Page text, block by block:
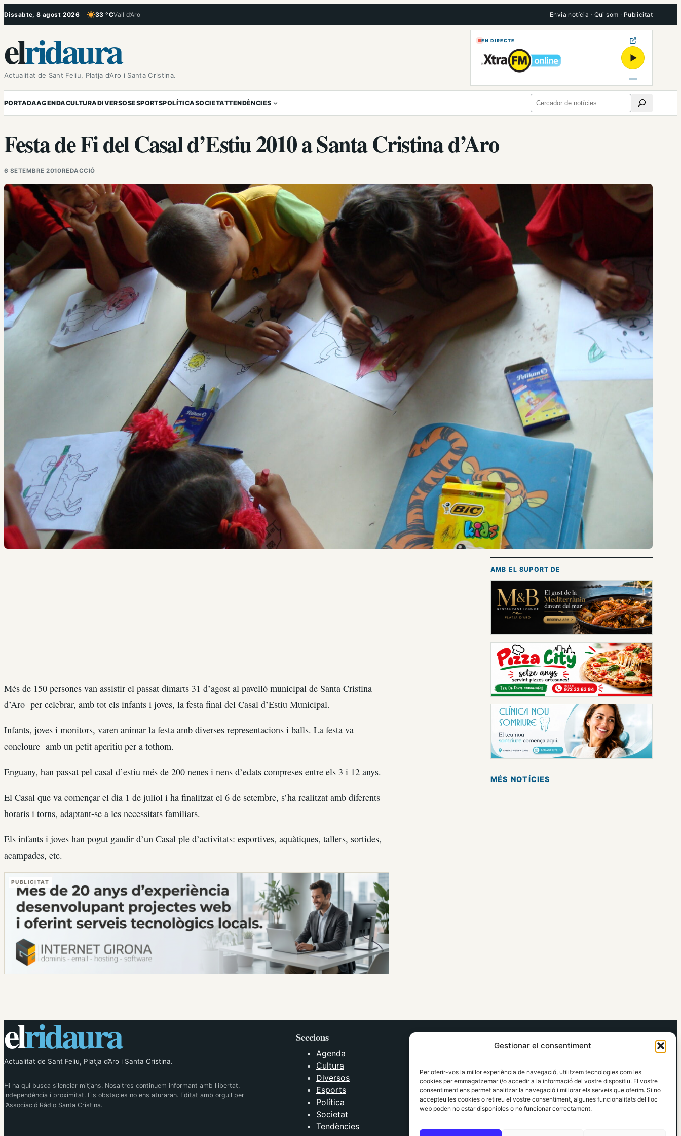
Gestionar el consentiment
Per oferir-vos la millor experiència de navegació, utilitzem tecnologies com les
cookies per emmagatzemar i/o accedir a la informació del vostre dispositiu. El vostre
consentiment ens permet analitzar la navegació i millorar els serveis que oferim. Si no
accepteu les cookies o retireu el vostre consentiment, algunes funcionalitats del lloc
web poden no estar disponibles o no funcionar correctament.
Vés
Dissabte, 8 agost 2026 33 °CVall d’Aro
, Cel serè Envia notícia · Qui som · Publicitat
elridaura
Actualitat de Sant Feliu, Platja d’Aro i Santa Cristina.
EN DIRECTE
▶
PORTADAAGENDACULTURADIVERSOSESPORTSPOLÍTICASOCIETATTENDÈNCIES Cerca
Festa de Fi del Casal d’Estiu 2010 a Santa Cristina d’Aro
6 SETEMBRE 2010REDACCIÓ
Més de 150 persones van assistir el passat dimarts 31 d’agost al pavelló municipal de Santa Cristina
d’Aro per celebrar, amb tot els infants i joves, la festa final del Casal d’Estiu Municipal.
Infants, joves i monitors, varen animar la festa amb diverses representacions i balls. La festa va
concloure amb un petit aperitiu per a tothom.
Enguany, han passat pel casal d’estiu més de 200 nenes i nens d’edats compreses entre els 3 i 12 anys.
El Casal que va començar el dia 1 de juliol i ha finalitzat el 6 de setembre, s’ha realitzat amb diferents
horaris i torns, adaptant-se a les necessitats familiars.
Els infants i joves han pogut gaudir d’un Casal ple d’activitats: esportives, aquàtiques, tallers, sortides,
acampades, etc.
PUBLICITAT
AMB EL SUPORT DE
MÉS NOTÍCIES
elridaura
Actualitat de Sant Feliu, Platja d’Aro i Santa Cristina.
Hi ha qui busca silenciar mitjans. Nosaltres continuem informant amb llibertat,
independència i proximitat. Els obstacles no ens aturaran. Editat amb orgull per
l’Associació Ràdio Santa Cristina.
Seccions
Agenda
Cultura
Diversos
Esports
Política
Societat
Tendències
elRidaura.com
Política de Cookies
Política Editorial